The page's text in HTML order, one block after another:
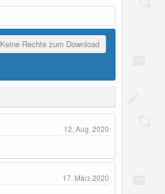
Keine Rechte zum Download
12. Aug. 2020
17. März 2020